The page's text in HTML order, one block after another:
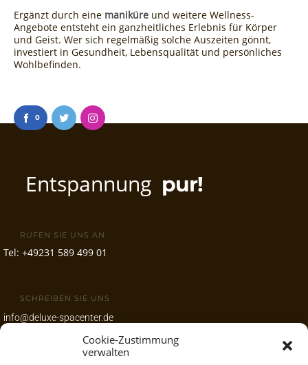
Cookie-Zustimmung
verwalten
Ergänzt durch eine maniküre und weitere Wellness-
Angebote entsteht ein ganzheitliches Erlebnis für Körper
und Geist. Wer sich regelmäßig solche Auszeiten gönnt,
investiert in Gesundheit, Lebensqualität und persönliches
Wohlbefinden.
0
Entspannung pur!
RUFEN SIE UNS AN
Tel: +49231 589 499 01
SCHREIBEN SIE UNS
info@deluxe-spacenter.de
www.deluxe-spacenter.de